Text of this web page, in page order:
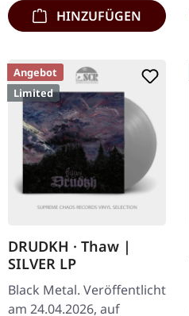
HINZUFÜGEN
Angebot
Limited
DRUDKH · Thaw |
SILVER LP
Black Metal. Veröffentlicht
am 24.04.2026, auf